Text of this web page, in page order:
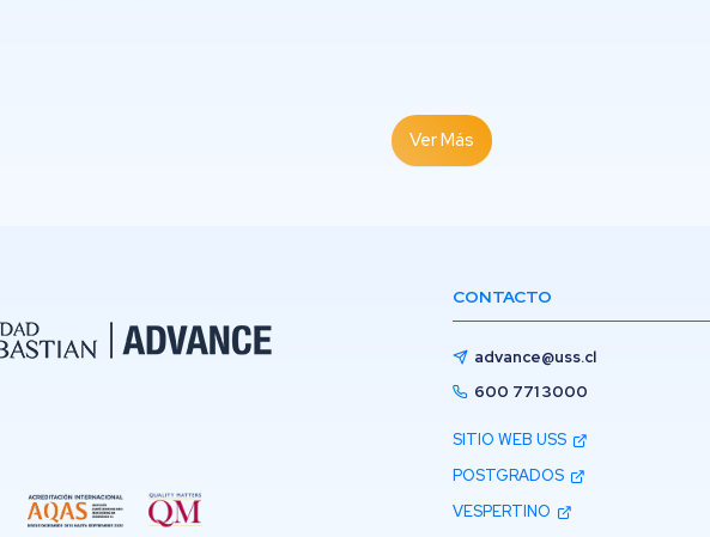
Ver Más
CONTACTO
advance@uss.cl
600 771 3000
SITIO WEB USS
POSTGRADOS
VESPERTINO